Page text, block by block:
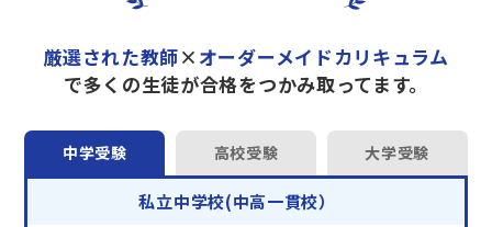
トライで一緒に“自己最高得点”を目指しません
か？
オンラインでの学習面談も承っております。
学習相談のお申し込みはこちら
厳選された教師× オーダーメイドカリキュラム
で多くの生徒が合格をつかみ取ってます。
中学受験 高校受験 大学受験
私立中学校(中高一貫校）